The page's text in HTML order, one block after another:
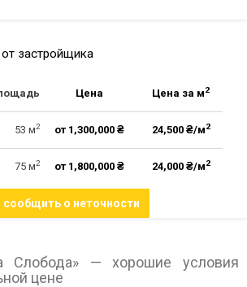
застройщика
Цена Цена за м2
53 м2 от 1,300,000 ₴ 24,500 ₴/м2
75 м2 от 1,800,000 ₴ 24,000 ₴/м2
сообщить о неточности
Слобода» — хорошие условия
цене